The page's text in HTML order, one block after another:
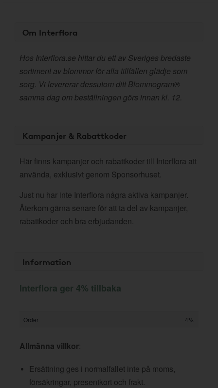
Om Interflora
Hos Interflora.se hittar du ett av Sveriges bredaste
sortiment av blommor för alla tillfällen glädje som
sorg. Vi levererar dessutom ditt Blommogram®
samma dag om beställningen görs innan kl. 12.
Kampanjer & Rabattkoder
Här finns kampanjer och rabattkoder till Interflora att
använda, exklusivt genom Sponsorhuset.
Just nu har inte Interflora några aktiva kampanjer.
Återkom gärna senare för att ta del av kampanjer,
rabattkoder och bra erbjudanden.
Information
Interflora ger 4% tillbaka
Order 4%
Allmänna villkor:
Ersättning ges i normalfallet inte på moms,
försäkringar, presentkort och frakt.